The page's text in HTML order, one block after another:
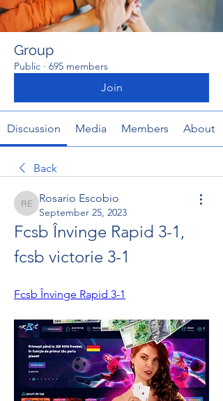
Group
Public · 695 members
Join
Discussion Media Members About
Back
Rosario Escobio
Rosario Escobio
September 25, 2023
Fcsb Învinge Rapid 3-1,
fcsb victorie 3-1
Fcsb Învinge Rapid 3-1